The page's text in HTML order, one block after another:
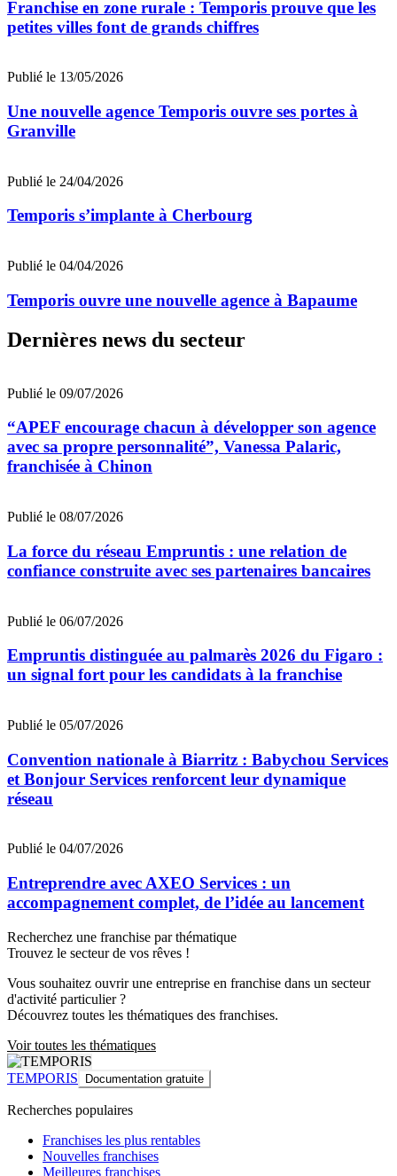
Franchise en zone rurale : Temporis prouve que les
petites villes font de grands chiffres
Publié le 13/05/2026
Une nouvelle agence Temporis ouvre ses portes à
Granville
Publié le 24/04/2026
Temporis s’implante à Cherbourg
Publié le 04/04/2026
Temporis ouvre une nouvelle agence à Bapaume
Dernières news du secteur
Publié le 09/07/2026
“APEF encourage chacun à développer son agence
avec sa propre personnalité”, Vanessa Palaric,
franchisée à Chinon
Publié le 08/07/2026
La force du réseau Empruntis : une relation de
confiance construite avec ses partenaires bancaires
Publié le 06/07/2026
Empruntis distinguée au palmarès 2026 du Figaro :
un signal fort pour les candidats à la franchise
Publié le 05/07/2026
Convention nationale à Biarritz : Babychou Services
et Bonjour Services renforcent leur dynamique
réseau
Publié le 04/07/2026
Entreprendre avec AXEO Services : un
accompagnement complet, de l’idée au lancement
Recherchez une franchise par thématique
Trouvez le secteur de vos rêves !
Vous souhaitez ouvrir une entreprise en franchise dans un secteur
d'activité particulier ?
Découvrez toutes les thématiques des franchises.
Voir toutes les thématiques
TEMPORIS Documentation gratuite
Recherches populaires
Franchises les plus rentables
Nouvelles franchises
Meilleures franchises